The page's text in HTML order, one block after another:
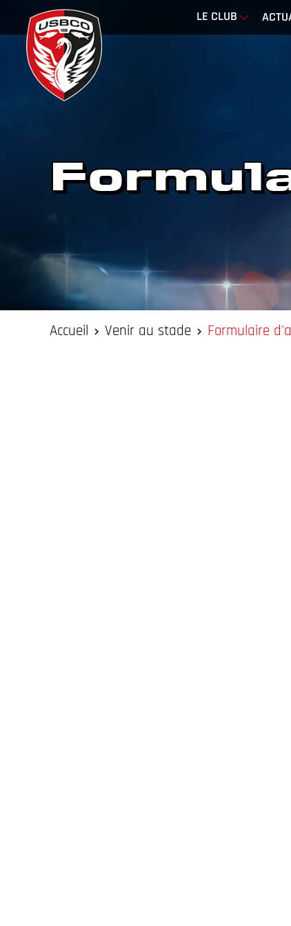
LE CLUB
Accueil Venir au stade Formulaire